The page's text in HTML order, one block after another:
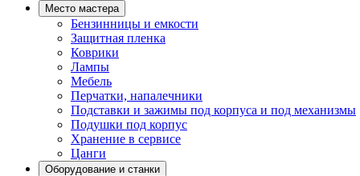
Место мастера
Бензинницы и емкости
Защитная пленка
Коврики
Лампы
Мебель
Перчатки, напалечники
Подставки и зажимы под корпуса и под механизмы
Подушки под корпус
Хранение в сервисе
Цанги
Оборудование и станки